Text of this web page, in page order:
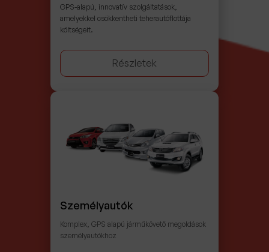
GPS-alapú, innovatív szolgáltatások,
amelyekkel csökkentheti teherautóflottája
költségeit.
Részletek
Személyautók
Komplex, GPS alapú járműkövető megoldások
személyautókhoz